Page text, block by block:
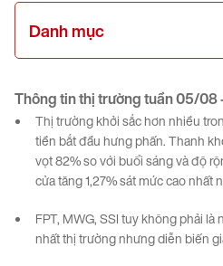
Danh mục
Thông tinthịtrườngtuần05/08
Thị trường khởi sắc hơn nhiều
tiền bắt đầu hưng phấn. Thanh
vọt 82% so với buổi sáng và độ
cửa tăng 1,27% sát mức cao nhất
FPT, MWG, SSI tuy không phải
nhất thị trường nhưng diễn biến